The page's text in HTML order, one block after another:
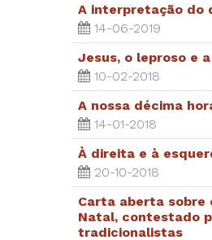
A interpretação do
14-06-2019
Jesus, o leproso e
10-02-2018
A nossa décima
14-01-2018
À direita e à
20-10-2018
Carta aberta sobre
Natal, contestado
tradicionalistas